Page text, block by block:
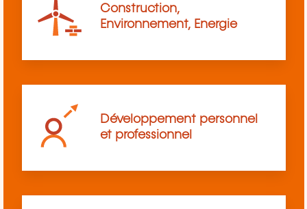
Construction,
Environnement, Energie
Développement personnel
et professionnel